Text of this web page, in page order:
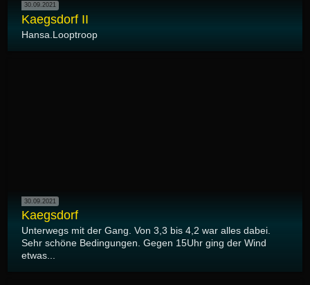
30.09.2021
Kaegsdorf II
Hansa.Looptroop
30.09.2021
Kaegsdorf
Unterwegs mit der Gang. Von 3,3 bis 4,2 war alles dabei.
Sehr schöne Bedingungen. Gegen 15Uhr ging der Wind
etwas...